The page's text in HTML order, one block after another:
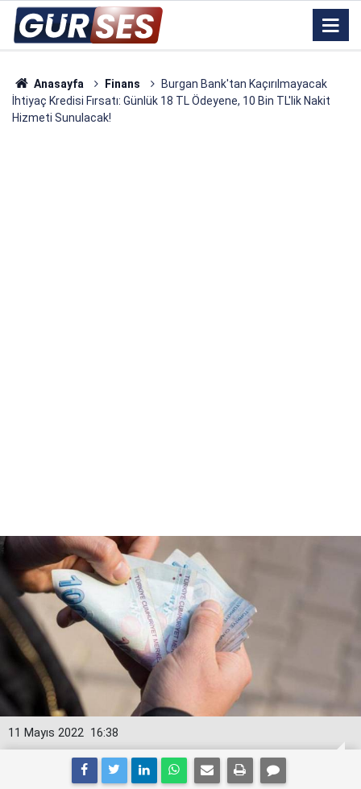
Anasayfa Finans
Burgan Bank'tan Kaçırılmayacak
İhtiyaç Kredisi Fırsatı: Günlük 18 TL Ödeyene, 10 Bin TL'lik Nakit
Hizmeti Sunulacak!
16:38
11 Mayıs 2022